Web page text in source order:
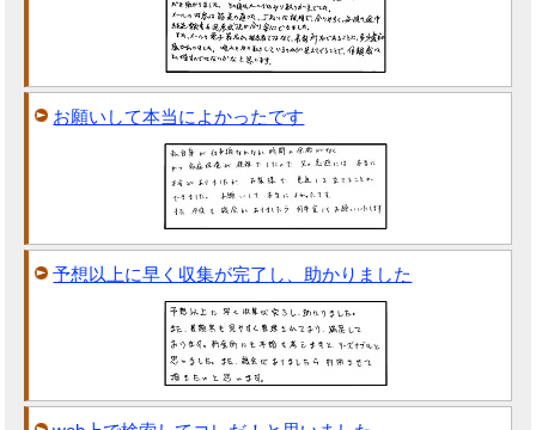
お願いして本当によかったです
予想以上に早く収集が完了し、助かりました